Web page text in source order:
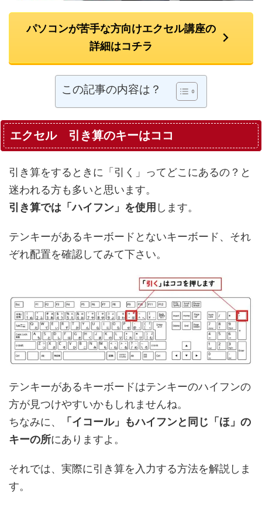
パソコンが苦手な方向けエクセル講座の
詳細はコチラ
この記事の内容は？
エクセル 引き算のキーはココ
引き算をするときに「引く」ってどこにあるの？と
迷われる方も多いと思います。
引き算では「ハイフン」を使用 します。
テンキーがあるキーボードとないキーボード、それ
ぞれ配置を確認してみて下さい。
テンキーがあるキーボードはテンキーのハイフンの
方が見つけやすいかもしれませんね。
ちなみに、
「イコール」もハイフンと同じ「ほ」の
キーの所にありますよ。
それでは、実際に引き算を入力する方法を解説しま
す。